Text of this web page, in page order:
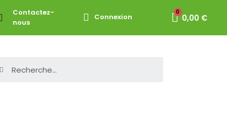
Contactez-
nous
Connexion 0,00 €